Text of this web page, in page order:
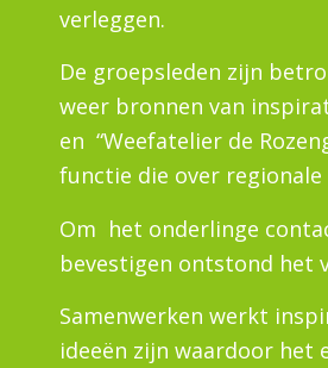
verleggen.
De groepsleden zijn
weer bronnen van
en “Weefatelier de
functie die over
Om het onderlinge
bevestigen ontstond het
Samenwerken werkt
ideeën zijn waardoor het